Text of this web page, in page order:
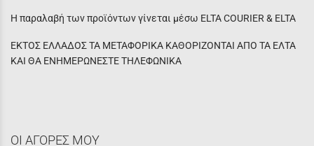
Η παραλαβή των προϊόντων γίνεται μέσω ELTA COURIER & ELTA
ΕΚΤΟΣ ΕΛΛΑΔΟΣ ΤΑ ΜΕΤΑΦΟΡΙΚΑ ΚΑΘΟΡΙΖΟΝΤΑΙ ΑΠΟ ΤΑ ΕΛΤΑ
ΚΑΙ ΘΑ ΕΝΗΜΕΡΩΝΕΣΤΕ ΤΗΛΕΦΩΝΙΚΑ
ΟΙ ΑΓΟΡΕΣ ΜΟΥ